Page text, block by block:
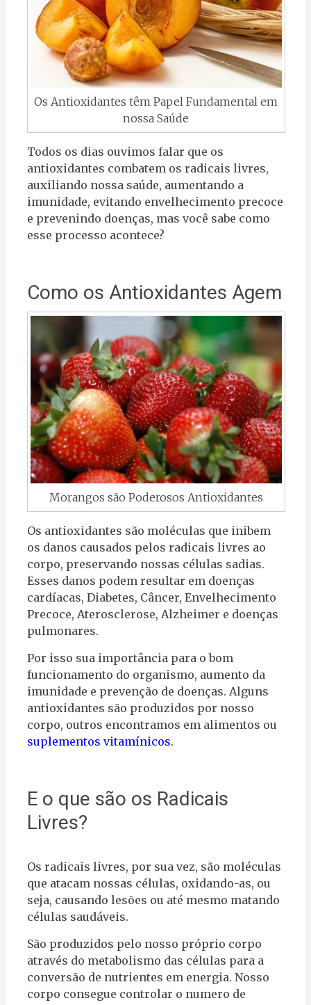
Os Antioxidantes têm Papel Fundamental em
nossa Saúde
Todos os dias ouvimos falar que os
antioxidantes combatem os radicais livres,
auxiliando nossa saúde, aumentando a
imunidade, evitando envelhecimento precoce
e prevenindo doenças, mas você sabe como
esse processo acontece?
Como os Antioxidantes Agem
Morangos são Poderosos Antioxidantes
Os antioxidantes são moléculas que inibem
os danos causados pelos radicais livres ao
corpo, preservando nossas células sadias.
Esses danos podem resultar em doenças
cardíacas, Diabetes, Câncer, Envelhecimento
Precoce, Aterosclerose, Alzheimer e doenças
pulmonares.
Por isso sua importância para o bom
funcionamento do organismo, aumento da
imunidade e prevenção de doenças. Alguns
antioxidantes são produzidos por nosso
corpo, outros encontramos em alimentos ou
suplementos vitamínicos.
E o que são os Radicais
Livres?
Os radicais livres, por sua vez, são moléculas
que atacam nossas células, oxidando-as, ou
seja, causando lesões ou até mesmo matando
células saudáveis.
São produzidos pelo nosso próprio corpo
através do metabolismo das células para a
conversão de nutrientes em energia. Nosso
corpo consegue controlar o numero de